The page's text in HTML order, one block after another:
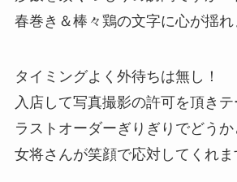
春巻き＆棒々鶏の文字に心が揺れ
タイミングよく外待ちは無し！
入店して写真撮影の許可を頂きテ
ラストオーダーぎりぎりでどう
女将さんが笑顔で応対してくれま